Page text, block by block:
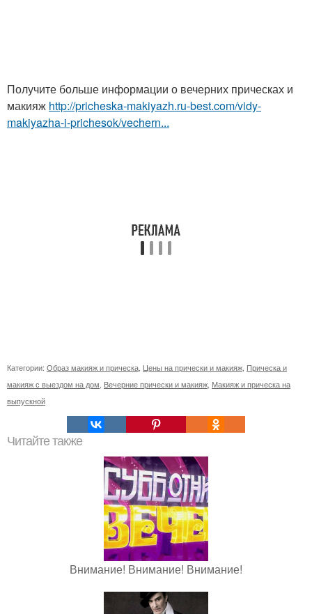
Получите больше информации о вечерних прическах и
макияж http://pricheska-makiyazh.ru-best.com/vidy-
makiyazha-i-prichesok/vechern...
Категории: Образ макияж и прическа Цены на прически и макияж Прическа и
макияж с выездом на дом Вечерние прически и макияж Макияж и прическа на
выпускной
Читайте также
Внимание! Внимание! Внимание!